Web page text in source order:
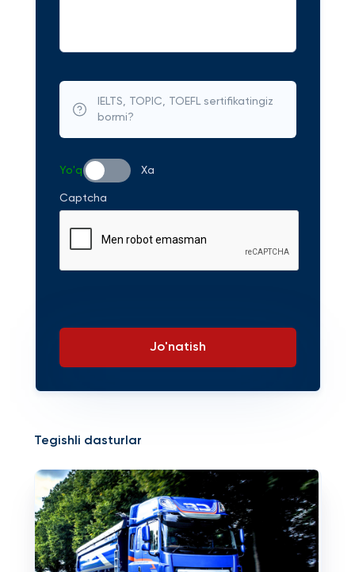
IELTS, TOPIC, TOEFL sertifikatingiz
bormi?
Yo'q Xa
Captcha
Jo'natish
Tegishli dasturlar